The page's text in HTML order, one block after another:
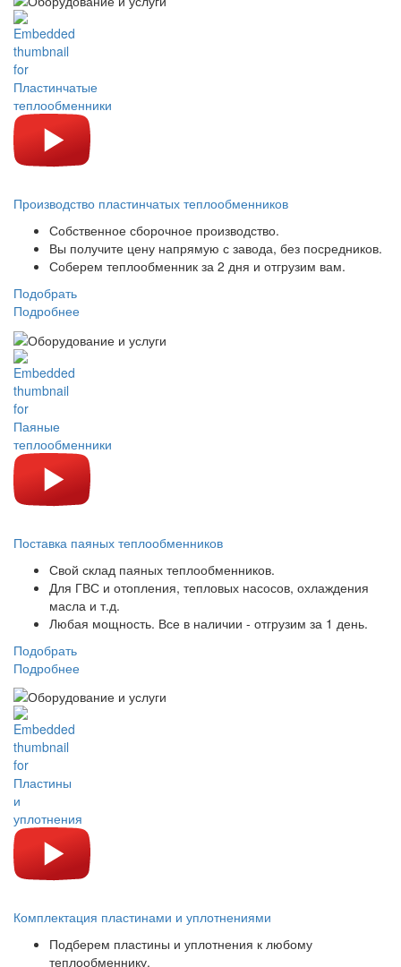
Производство пластинчатых теплообменников
Собственное сборочное производство.
Вы получите цену напрямую с завода, без посредников.
Соберем теплообменник за 2 дня и отгрузим вам.
Подобрать
Подробнее
Поставка паяных теплообменников
Свой склад паяных теплообменников.
Для ГВС и отопления, тепловых насосов, охлаждения
масла и т.д.
Любая мощность. Все в наличии - отгрузим за 1 день.
Подобрать
Подробнее
Комплектация пластинами и уплотнениями
Подберем пластины и уплотнения к любому
теплообменнику.